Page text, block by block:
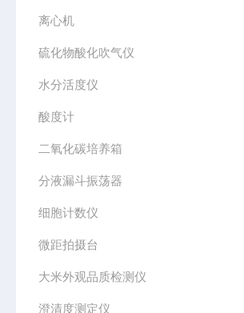
离心机
硫化物酸化吹气仪
水分活度仪
酸度计
二氧化碳培养箱
分液漏斗振荡器
细胞计数仪
微距拍摄台
大米外观品质检测仪
澄清度测定仪